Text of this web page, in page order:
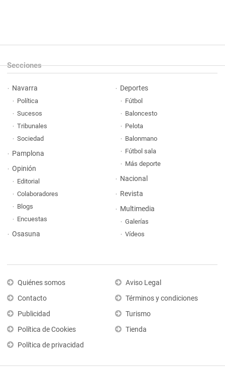
Secciones
Navarra
Política
Sucesos
Tribunales
Sociedad
Pamplona
Opinión
Editorial
Colaboradores
Blogs
Encuestas
Osasuna
Deportes
Fútbol
Baloncesto
Pelota
Balonmano
Fútbol sala
Más deporte
Nacional
Revista
Multimedia
Galerías
Vídeos
Quiénes somos
Contacto
Publicidad
Política de Cookies
Política de privacidad
Aviso Legal
Términos y condiciones
Turismo
Tienda